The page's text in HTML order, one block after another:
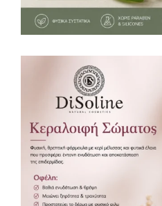
Κεραλοιφή
Κεραλοιφές,
ΔΩΡΕΆΝ